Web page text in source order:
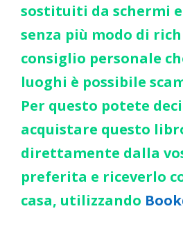
sostituiti da schermi
senza più modo di
consiglio personale
luoghi è possibile
Per questo potete
acquistare questo
direttamente dalla
preferita e riceverlo
casa, utilizzando